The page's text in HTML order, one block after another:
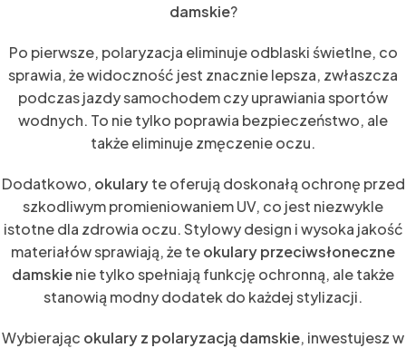
damskie?
Po pierwsze, polaryzacja eliminuje odblaski świetlne, co
sprawia, że widoczność jest znacznie lepsza, zwłaszcza
podczas jazdy samochodem czy uprawiania sportów
wodnych. To nie tylko poprawia bezpieczeństwo, ale
także eliminuje zmęczenie oczu.
Dodatkowo, okularyte oferują doskonałą ochronę przed
szkodliwym promieniowaniem UV, co jest niezwykle
istotne dla zdrowia oczu. Stylowy design i wysoka jakość
materiałów sprawiają, że teokulary przeciwsłoneczne
damskienie tylko spełniają funkcję ochronną, ale także
stanowią modny dodatek do każdej stylizacji.
Wybierając okulary z polaryzacją damskie, inwestujesz w